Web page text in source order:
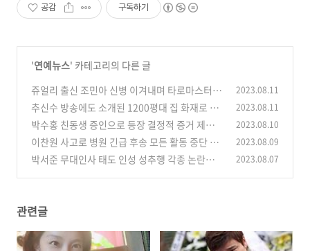
공감 구독하기
'연예뉴스' 카테고리의 다른 글
쥬얼리 출신 조민아 신병 이겨내며 타로마스터 직
업 전환 공개
(0)
2023.08.11
추신수 방송에도 소개된 1200평대 집 화재로 모
두 불타 충격 (0)
2023.08.11
박수홍 친동생 증인으로 등장 결정적 증거 제시
새로운 국면 맞이하나
(0)
2023.08.10
이찬원 사고로 병원 긴급 후송 모든 활동 중단 선
언 충격
(0)
2023.08.09
박서준 무대인사 태도 인성 성추행 각종 논란에
2023.08.07
관련글